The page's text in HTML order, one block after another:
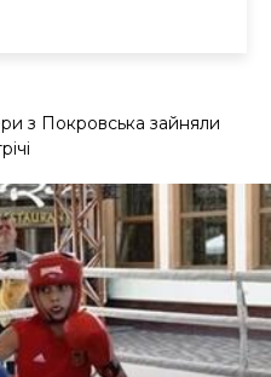
з Покровська зайняли